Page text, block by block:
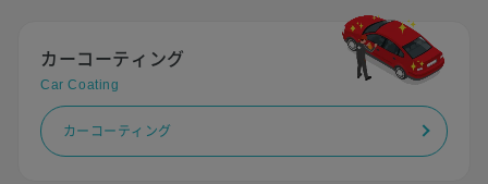
カーコーティング
Car Coating
カーコーティング